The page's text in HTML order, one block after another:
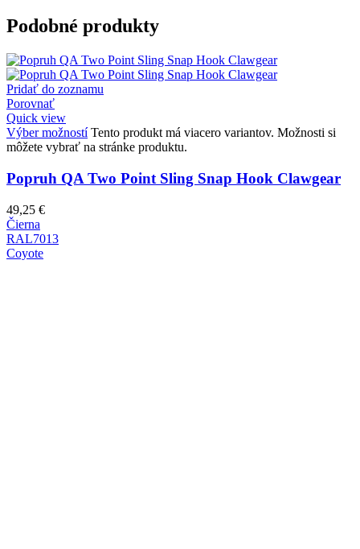
Podobné produkty
Pridať do zoznamu
Porovnať
Quick view
Výber možností Tento produkt má viacero variantov. Možnosti si
môžete vybrať na stránke produktu.
Popruh QA Two Point Sling Snap Hook Clawgear
49,25 €
Čierna
RAL7013
Coyote